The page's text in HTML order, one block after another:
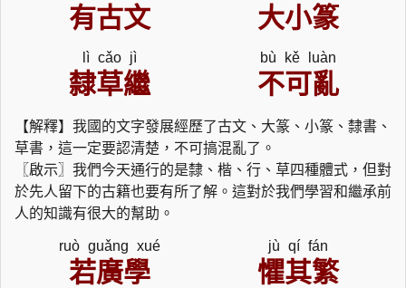
有古文 大小篆
lì cǎo jì bù kě luàn
隸草繼 不可亂
【解釋】我國的文字發展經歷了古文、大篆、小篆、隸書、
草書，這一定要認清楚，不可搞混亂了。
〖啟示〗我們今天通行的是隸、楷、行、草四種體式，但對
於先人留下的古籍也要有所了解。這對於我們學習和繼承前
人的知識有很大的幫助。
ruò guǎng xué jù qí fán
若廣學 懼其繁